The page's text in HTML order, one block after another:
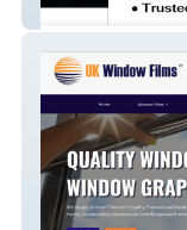
MK Gearbox